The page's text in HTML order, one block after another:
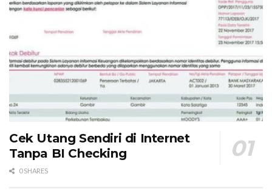
Cek Utang Sendiri di Internet
Tanpa BI Checking
0 SHARES